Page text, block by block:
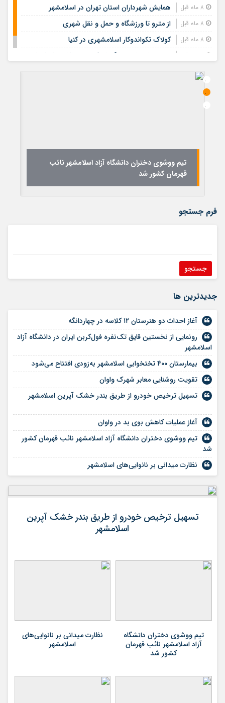
همایش شهرداران استان تهران در اسلامشهر
از مترو تا ورزشگاه و حمل‌ و نقل شهری
کولاک تکواندوکار اسلامشهری در کنیا
بهره‌برداری از دوربرگردان کمربندی الغدیر اسلامشهر
تیم ووشوی دختران دانشگاه آزاد اسلامشهر نائب
قهرمان کشور شد
فرم جستجو
جديدترين ها
آغاز احداث دو هنرستان ۱۲ کلاسه در چهاردانگه
رونمایی از نخستین قایق تک‌نفره فول‌کربن ایران در دانشگاه آزاد
اسلامشهر
بیمارستان ۴۰۰ تختخوابی اسلامشهر به‌زودی افتتاح می‌شود
تقویت روشنایی معابر شهرک واوان
تسهیل ترخیص خودرو از طریق بندر خشک آپرین اسلامشهر
آغاز عملیات کاهش بوی بد در واوان
تیم ووشوی دختران دانشگاه آزاد اسلامشهر نائب قهرمان کشور
شد
نظارت میدانی بر نانوایی‌های اسلامشهر
تسهیل ترخیص خودرو از طریق بندر خشک آپرین
اسلامشهر
تیم ووشوی دختران دانشگاه
آزاد اسلامشهر نائب قهرمان
کشور شد
نظارت میدانی بر نانوایی‌های
اسلامشهر